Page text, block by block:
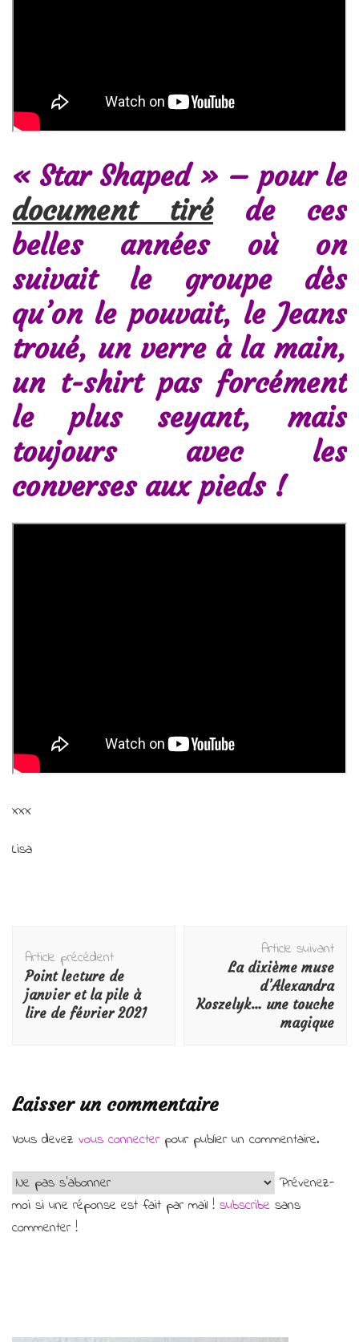
« Star Shaped » – pour le
document tiréde ces
belles années où on
suivait le groupe dès
qu’on le pouvait, le Jeans
troué, un verre à la main,
un t-shirt pas forcément
le plus seyant, mais
toujours avec les
converses aux pieds !
xxx
Lisa
d'article
Article précédent
Point lecture de
janvier et la pile à
lire de février 2021
Article suivant
La dixième muse
d’Alexandra
Koszelyk… une touche
magique
Laisser un commentaire
Vous devez vous connecterpour publier un commentaire.
Prévenez-
moi si une réponse est fait par mail ! subscribe sans
commenter !